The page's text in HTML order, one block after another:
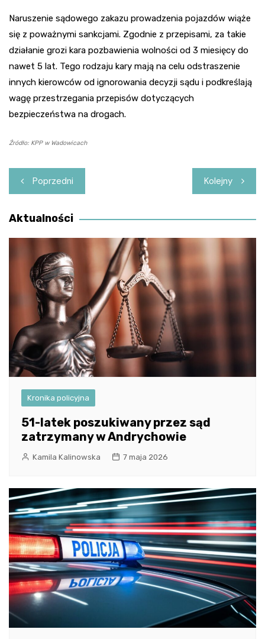
Naruszenie sądowego zakazu prowadzenia pojazdów wiąże
się z poważnymi sankcjami. Zgodnie z przepisami, za takie
działanie grozi kara pozbawienia wolności od 3 miesięcy do
nawet 5 lat. Tego rodzaju kary mają na celu odstraszenie
innych kierowców od ignorowania decyzji sądu i podkreślają
wagę przestrzegania przepisów dotyczących
bezpieczeństwa na drogach.
Źródło: KPP w Wadowicach
Nawigacja
wpisu
Poprzedni Kolejny
Aktualności
Kronika policyjna
51-latek poszukiwany przez sąd
zatrzymany w Andrychowie
Kamila Kalinowska 7 maja 2026